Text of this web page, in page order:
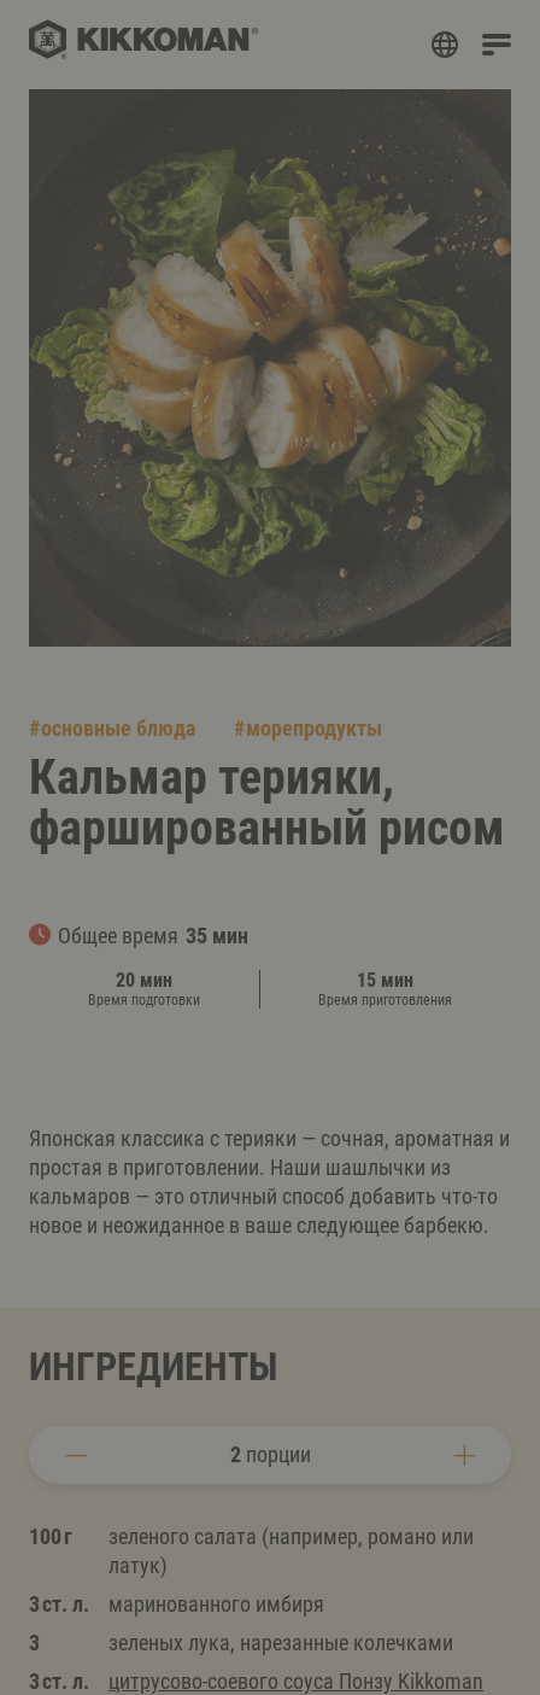
#основные блюда #морепродукты
Кальмар терияки,
фаршированный рисом
Общее время 35 мин
20 мин
Время подготовки
15 мин
Время приготовления
Японская классика с терияки — сочная, ароматная и
простая в приготовлении. Наши шашлычки из
кальмаров — это отличный способ добавить что-то
новое и неожиданное в ваше следующее барбекю.
ИНГРЕДИЕНТЫ
2порции
100 г
зеленого салата (например, романо или
латук)
3 ст. л.
маринованного имбиря
3
зеленых лука, нарезанные колечками
3 ст. л.
цитрусово-соевого соуса Понзу Kikkoman